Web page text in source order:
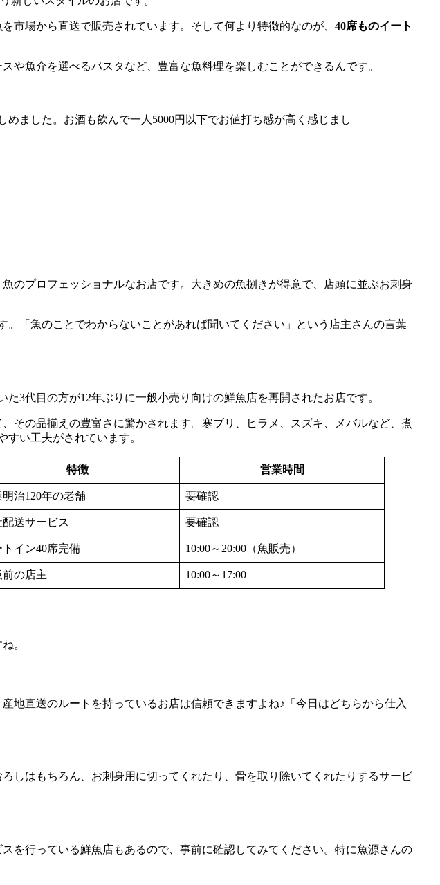
市場から直送で販売されています。そして何より特徴的なのが、 40席ものイート
や魚介を選べるパスタなど、豊富な魚料理を楽しむことができるんです。
ました。お酒も飲んで一人5000円以下でお値打ち感が高く感じまし
のプロフェッショナルなお店です。大きめの魚捌きが得意で、店頭に並ぶお刺身
「魚のことでわからないことがあれば聞いてください」という店主さんの言葉
3代目の方が12年ぶりに一般小売り向けの鮮魚店を再開されたお店です。
その品揃えの豊富さに驚かされます。寒ブリ、ヒラメ、スズキ、メバルなど、煮
い工夫がされています。
特徴 営業時間
明治120年の老舗 要確認
配送サービス 要確認
トイン40席完備 10:00～20:00（魚販売）
前の店主 10:00～17:00
。
地直送のルートを持っているお店は信頼できますよね♪「今日はどちらから仕入
しはもちろん、お刺身用に切ってくれたり、骨を取り除いてくれたりするサービ
を行っている鮮魚店もあるので、事前に確認してみてください。特に魚源さんの